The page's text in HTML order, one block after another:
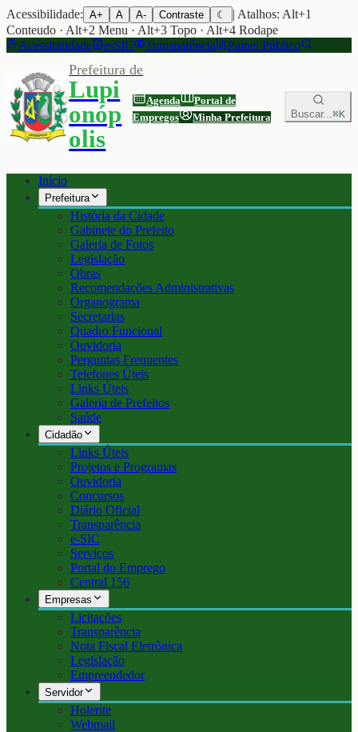
Acessibilidade: A+ A A- Contraste ☾
| Atalhos: Alt+1
Conteudo · Alt+2 Menu · Alt+3 Topo · Alt+4 Rodape
Acessibilidade
e-SIC Transparência Painel Público
Prefeitura de
Lupi
onóp
olis
Agenda
Portal de
Empregos
Minha Prefeitura Buscar...⌘K
Início
Prefeitura
História da Cidade
Gabinete do Prefeito
Galeria de Fotos
Legislação
Obras
Recomendações Administrativas
Organograma
Secretarias
Quadro Funcional
Ouvidoria
Perguntas Frequentes
Telefones Úteis
Links Úteis
Galeria de Prefeitos
Saúde
Cidadão
Links Úteis
Projetos e Programas
Ouvidoria
Concursos
Diário Oficial
Transparência
e-SIC
Serviços
Portal do Emprego
Central 156
Empresas
Licitações
Transparência
Nota Fiscal Eletrônica
Legislação
Empreendedor
Servidor
Holerite
Webmail